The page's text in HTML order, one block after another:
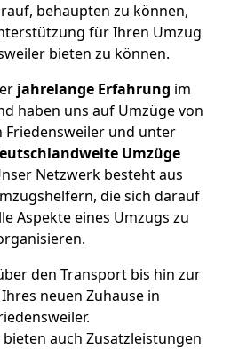
behaupten zu können,
für Ihren Umzug
bieten zu können.
jahrelange Erfahrung im
haben uns auf Umzüge von
und unter
Umzüge
Netzwerk besteht aus
die sich darauf
Aspekte eines Umzugs zu
den Transport bis hin zur
neuen Zuhause in
auch Zusatzleistungen